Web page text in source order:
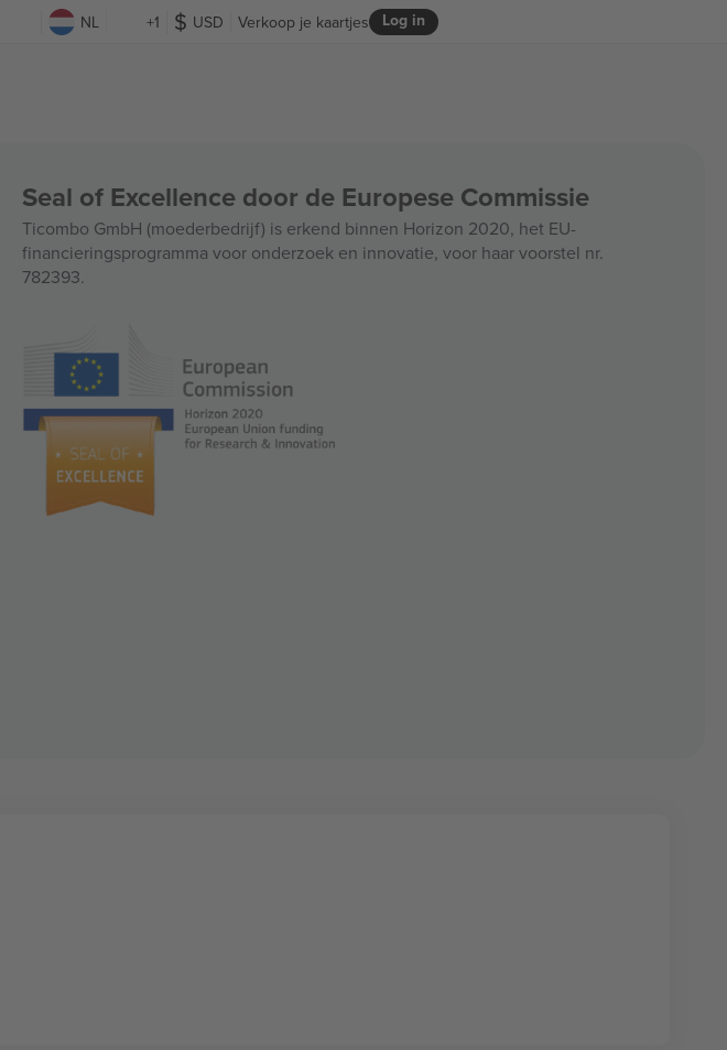
NL +1 USD Log in
Verkoop je kaartjes
Seal of Excellence door de Europese Commissie
Ticombo GmbH (moederbedrijf) is erkend binnen Horizon 2020, het EU-
financieringsprogramma voor onderzoek en innovatie, voor haar voorstel nr.
782393.